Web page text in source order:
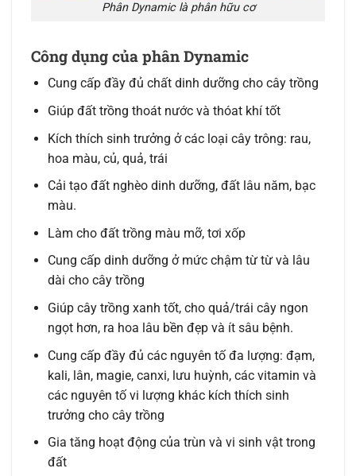
Phân Dynamic là phân hữu cơ
Công dụng của phân Dynamic
Cung cấp đầy đủ chất dinh dưỡng cho cây trồng
Giúp đất trồng thoát nước và thóat khí tốt
Kích thích sinh trưởng ở các loại cây trông: rau,
hoa màu, củ, quả, trái
Cải tạo đất nghèo dinh dưỡng, đất lâu năm, bạc
màu.
Làm cho đất trồng màu mỡ, tơi xốp
Cung cấp dinh dưỡng ở mức chậm từ từ và lâu
dài cho cây trồng
Giúp cây trồng xanh tốt, cho quả/trái cây ngon
ngọt hơn, ra hoa lâu bền đẹp và ít sâu bệnh.
Cung cấp đầy đủ các nguyên tố đa lượng: đạm,
kali, lân, magie, canxi, lưu huỳnh, các vitamin và
các nguyên tố vi lượng khác kích thích sinh
trưởng cho cây trồng
Gia tăng hoạt động của trùn và vi sinh vật trong
đất